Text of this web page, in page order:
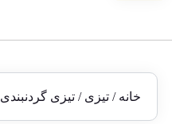
خانه / تیزی / تیزی گردنبندی